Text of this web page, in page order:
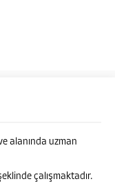
alanında uzman
çalışmaktadır.